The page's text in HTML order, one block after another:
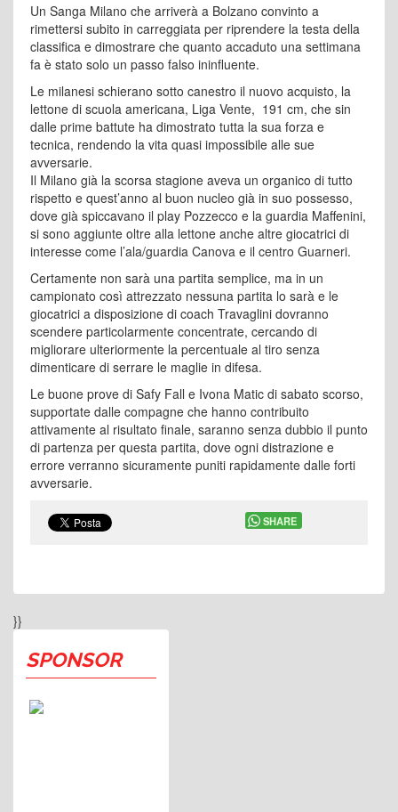
}}
SPONSOR
Un Sanga Milano che arriverà a Bolzano convinto a
rimettersi subito in carreggiata per riprendere la testa della
classifica e dimostrare che quanto accaduto una settimana
fa è stato solo un passo falso ininfluente.
Le milanesi schierano sotto canestro il nuovo acquisto, la
lettone di scuola americana, Liga Vente, 191 cm, che sin
dalle prime battute ha dimostrato tutta la sua forza e
tecnica, rendendo la vita quasi impossibile alle sue
avversarie.
Il Milano già la scorsa stagione aveva un organico di tutto
rispetto e quest’anno al buon nucleo già in suo possesso,
dove già spiccavano il play Pozzecco e la guardia Maffenini,
si sono aggiunte oltre alla lettone anche altre giocatrici di
interesse come l’ala/guardia Canova e il centro Guarneri.
Certamente non sarà una partita semplice, ma in un
campionato così attrezzato nessuna partita lo sarà e le
giocatrici a disposizione di coach Travaglini dovranno
scendere particolarmente concentrate, cercando di
migliorare ulteriormente la percentuale al tiro senza
dimenticare di serrare le maglie in difesa.
Le buone prove di Safy Fall e Ivona Matic di sabato scorso,
supportate dalle compagne che hanno contribuito
attivamente al risultato finale, saranno senza dubbio il punto
di partenza per questa partita, dove ogni distrazione e
errore verranno sicuramente puniti rapidamente dalle forti
avversarie.
SHARE